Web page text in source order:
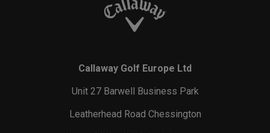
Callaway Golf Europe Ltd
Unit 27 Barwell Business Park
Leatherhead Road Chessington